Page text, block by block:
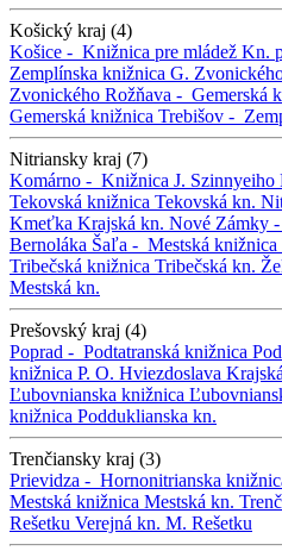
Košický kraj (4)
Košice - Knižnica pre mládež Kn.
Zemplínska knižnica G.
Zvonického Rožňava - Gemerská
Gemerská knižnica Trebišov -
Nitriansky kraj (7)
Komárno - Knižnica J. Szinnyeiho
Tekovská knižnica Tekovská kn.
Kmeťka Krajská kn. Nové Zámky -
Bernoláka Šaľa - Mestská knižnica
Tribečská knižnica Tribečská kn.
Mestská kn.
Prešovský kraj (4)
Poprad - Podtatranská knižnica
knižnica P. O. Hviezdoslava
Ľubovnianska knižnica
knižnica Podduklianska kn.
Trenčiansky kraj (3)
Prievidza - Hornonitrianska
Mestská knižnica Mestská kn.
Rešetku Verejná kn. M. Rešetku